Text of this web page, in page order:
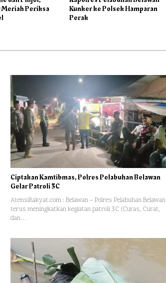
Periksa
Kunker ke Polsek Hamparan
Perak
Ciptakan Kamtibmas, Polres Pelabuhan Belawan
Gelar Patroli 3C
AtensiRakyat.com : Belawan – Polres Pelabuhan Belawan
terus meningkatkan kegiatan patroli 3C (Curas, Curat,
dan…